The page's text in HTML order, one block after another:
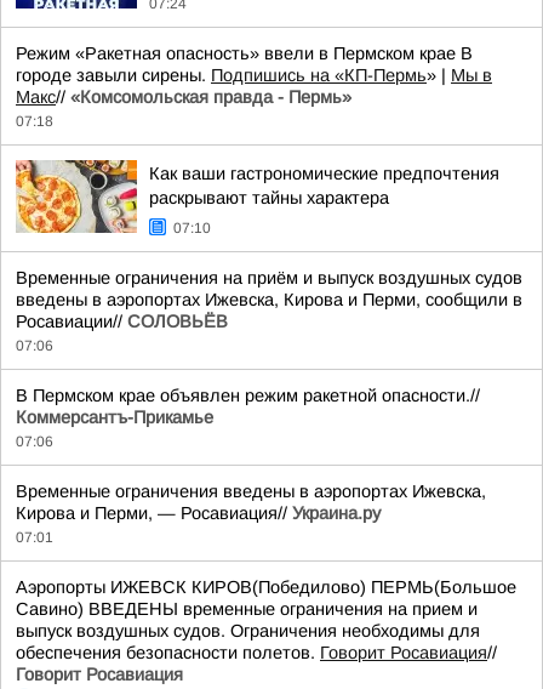
07:24
Режим «Ракетная опасность» ввели в Пермском крае В
городе завыли сирены. Подпишись на «КП-Пермь» | Мы в
Maкс// «Комсомольская правда - Пермь»
07:18
Как ваши гастрономические предпочтения
раскрывают тайны характера
07:10
Временные ограничения на приём и выпуск воздушных судов
введены в аэропортах Ижевска, Кирова и Перми, сообщили в
Росавиации// СОЛОВЬЁВ
07:06
В Пермском крае объявлен режим ракетной опасности.//
Коммерсантъ-Прикамье
07:06
Временные ограничения введены в аэропортах Ижевска,
Кирова и Перми, — Росавиация// Украина.ру
07:01
Аэропорты ИЖЕВСК КИРОВ(Победилово) ПЕРМЬ(Большое
Савино) ВВЕДЕНЫ временные ограничения на прием и
выпуск воздушных судов. Ограничения необходимы для
обеспечения безопасности полетов. Говорит Росавиация//
Говорит Росавиация